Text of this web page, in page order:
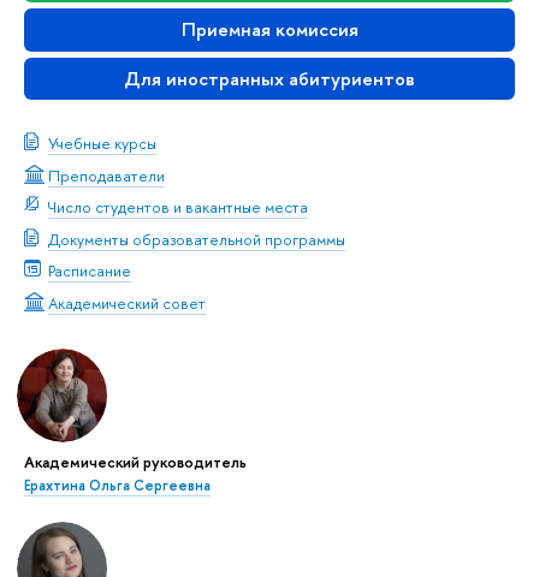
Приемная комиссия
Для иностранных абитуриентов
Учебные курсы
Преподаватели
Число студентов и вакантные места
Документы образовательной программы
Расписание
Академический совет
Академический руководитель
Ерахтина Ольга Сергеевна